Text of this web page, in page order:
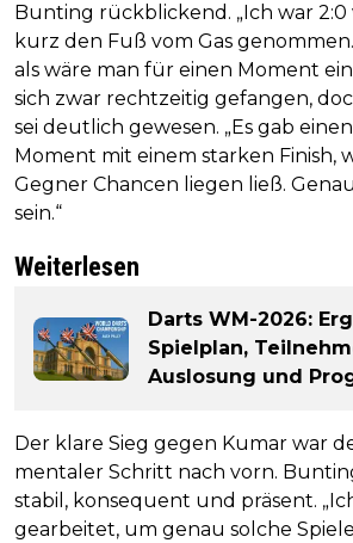
Bunting rückblickend. „Ich war
kurz den Fuß vom Gas
als wäre man für einen Moment
sich zwar rechtzeitig gefangen,
sei deutlich gewesen. „Es gab
Moment mit einem starken Finish,
Gegner Chancen liegen ließ.
sein.“
Weiterlesen
Darts WM-2026:
Spielplan,
Auslosung und
Der klare Sieg gegen Kumar war
mentaler Schritt nach vorn.
stabil, konsequent und präsent.
gearbeitet, um genau solche